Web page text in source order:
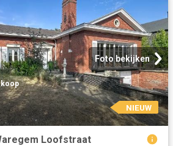
Foto bekijken
NIEUW
Loofstraat